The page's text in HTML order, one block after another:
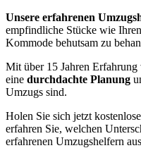
Unsere erfahrenen
empfindliche Stücke wie
Kommode behutsam zu
Mit über 15 Jahren
eine durchdachte Planung
Umzugs sind.
Holen Sie sich jetzt
erfahren Sie, welchen
erfahrenen Umzugshelfern